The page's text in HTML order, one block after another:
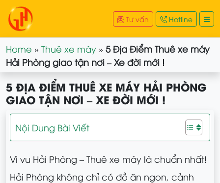
Tư vấn Hotline
Home » Thuê xe máy » 5 Địa Điểm Thuê xe máy
Hải Phòng giao tận nơi – Xe đời mới !
5 ĐỊA ĐIỂM THUÊ XE MÁY HẢI PHÒNG
GIAO TẬN NƠI – XE ĐỜI MỚI !
Nội Dung Bài Viết
Vi vu Hải Phòng – Thuê xe máy là chuẩn nhất!
Hải Phòng không chỉ có đồ ăn ngon, cảnh